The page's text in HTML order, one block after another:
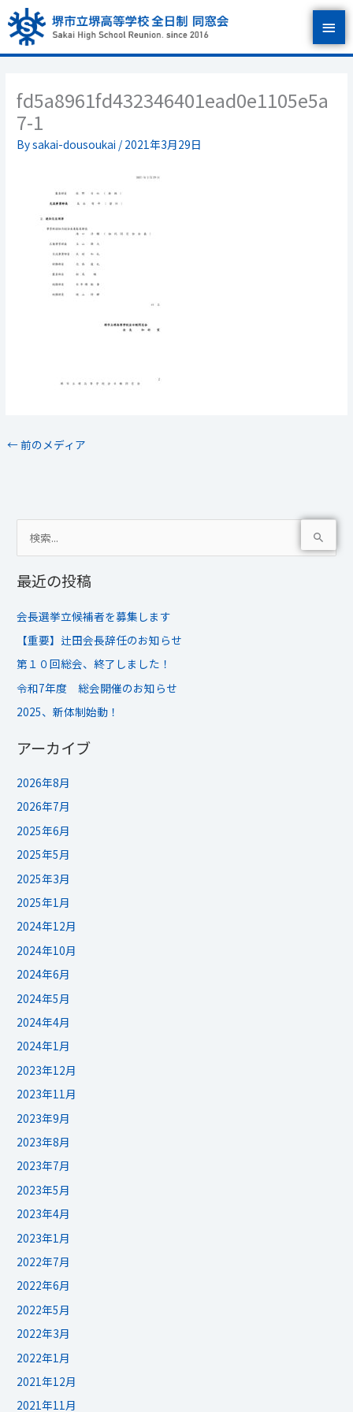
容
を
ス
メ
イ
メ
fd5a8961fd432346401ead0e1105e5a
7-1
Bysakai-dousoukai / 2021年3月29日
←前のメディア
索
対
:
最近の投稿
会長選挙立候補者を募集します
【重要】辻田会長辞任のお知らせ
第１０回総会、終了しました！
令和7年度 総会開催のお知らせ
2025、新体制始動！
アーカイブ
2026年8月
2026年7月
2025年6月
2025年5月
2025年3月
2025年1月
2024年12月
2024年10月
2024年6月
2024年5月
2024年4月
2024年1月
2023年12月
2023年11月
2023年9月
2023年8月
2023年7月
2023年5月
2023年4月
2023年1月
2022年7月
2022年6月
2022年5月
2022年3月
2022年1月
2021年12月
2021年11月